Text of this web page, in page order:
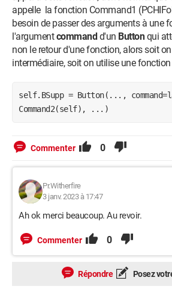
appelle la fonction Command1
besoin de passer des arguments à une
l'argumentcommandd'un Buttonqui
non le retour d'une fonction, alors soit
intermédiaire, soit on utilise une
self.BSupp = Button(...,
Command2(self), ...)
Commenter 0
Pr.Witherfire
3 janv. 2023 à 17:47
Ah ok merci beaucoup. Au revoir.
Commenter 0
Répondre Posez